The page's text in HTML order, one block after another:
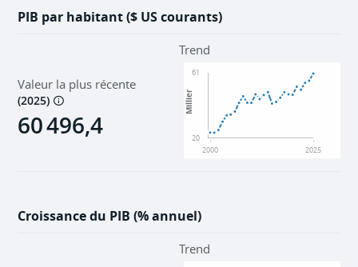
PIB par habitant ($ US courants)
Valeur la plus récente
(2025)
60 496,4
Trend
2000 2025
Millier
20
61
Croissance du PIB (% annuel)
Trend